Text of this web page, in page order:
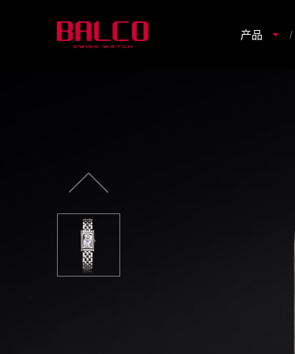
产品 /